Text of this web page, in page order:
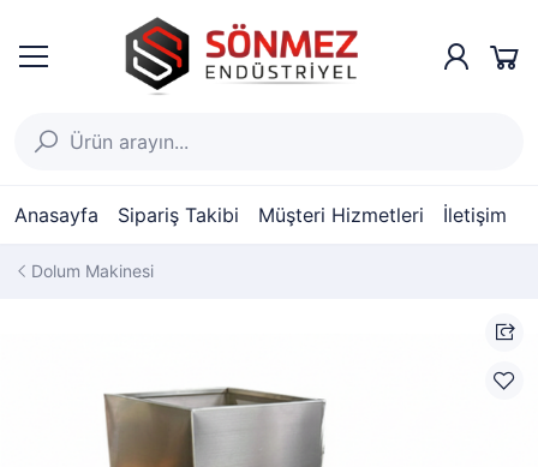
Anasayfa Sipariş Takibi Müşteri Hizmetleri İletişim
Dolum Makinesi